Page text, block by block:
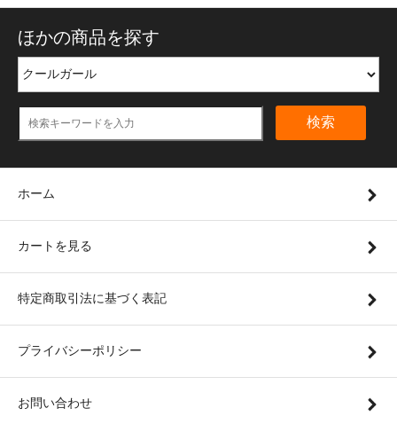
ほかの商品を探す
検索
ホーム
カートを見る
特定商取引法に基づく表記
プライバシーポリシー
お問い合わせ